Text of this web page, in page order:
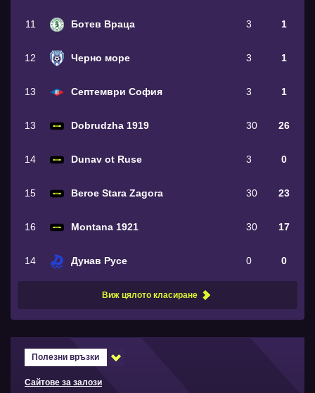
11 Ботев Враца 3 1
12 Черно море 3 1
13 Септември София 3 1
13 Dobrudzha 1919 30 26
14 Dunav ot Ruse 3 0
15 Beroe Stara Zagora 30 23
16 Montana 1921 30 17
14 Дунав Русе 0 0
Виж цялото класиране
Полезни връзки
Сайтове за залози